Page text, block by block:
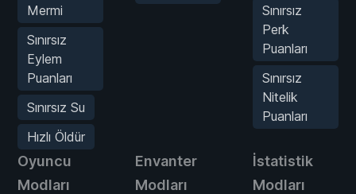
Mermi
Sınırsız
Eylem
Puanları
Sınırsız Su
Hızlı Öldür
Sınırsız
Perk
Puanları
Sınırsız
Nitelik
Puanları
Oyuncu
Modları
Envanter
Modları
İstatistik
Modları